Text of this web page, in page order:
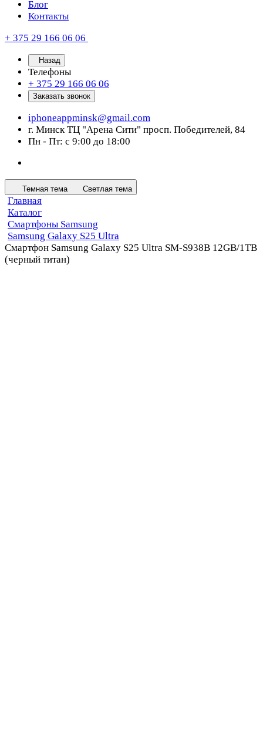
Блог
Контакты
+ 375 29 166 06 06
Назад
Телефоны
+ 375 29 166 06 06
Заказать звонок
iphoneappminsk@gmail.com
г. Минск ТЦ "Арена Сити" просп. Победителей, 84
Пн - Пт: с 9:00 до 18:00
Темная тема Светлая тема
Главная
Каталог
Смартфоны Samsung
Samsung Galaxy S25 Ultra
Смартфон Samsung Galaxy S25 Ultra SM-S938B 12GB/1TB
(черный титан)